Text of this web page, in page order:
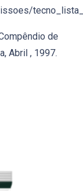
de
Abril , 1997.